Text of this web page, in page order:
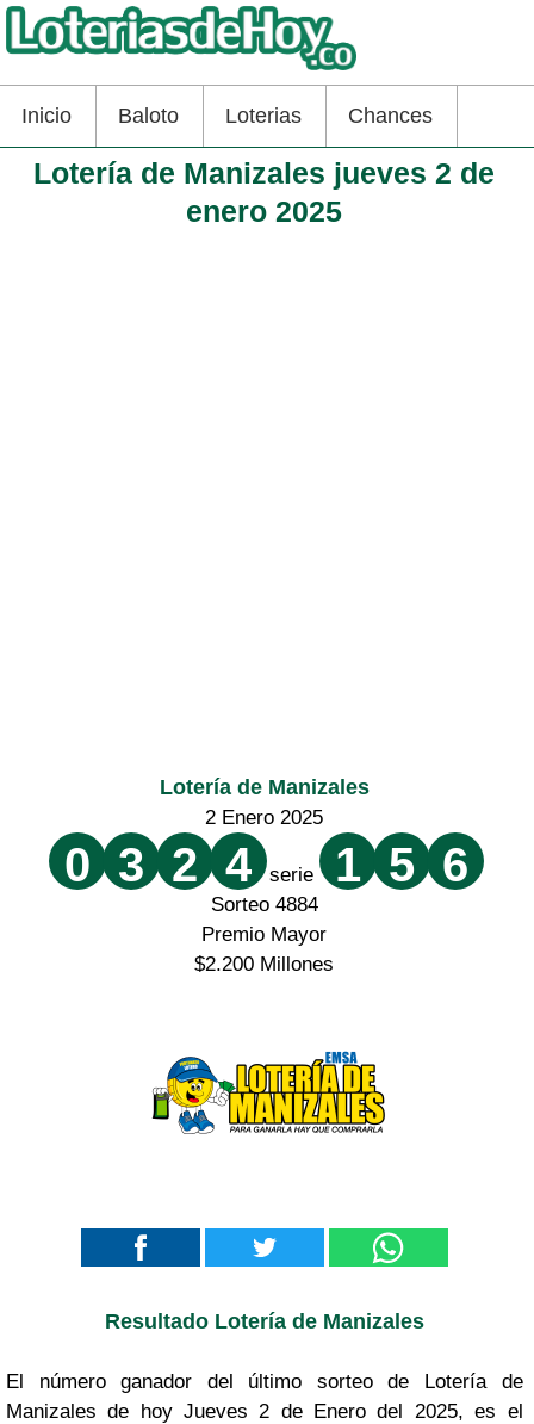
Inicio Baloto Loterias Chances
Lotería de Manizales jueves 2 de
enero 2025
Lotería de Manizales
2 Enero 2025
0 3 2 4 serie 1 5 6
Sorteo 4884
Premio Mayor
$2.200 Millones
Resultado Lotería de Manizales
El número ganador del último sorteo de Lotería de
Manizales de hoy Jueves 2 de Enero del 2025, es el